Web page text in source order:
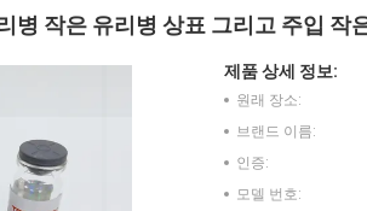
병 작은 유리병 상표 그리고 주입 작
제품 상세 정보:
원래 장소:
브랜드 이름:
인증:
모델 번호: